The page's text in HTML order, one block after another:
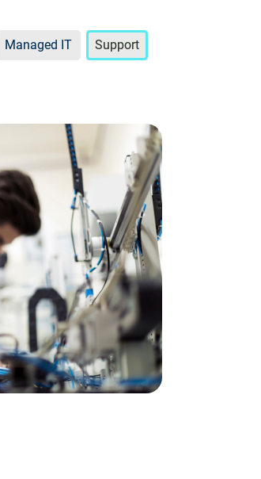
Managed IT Support